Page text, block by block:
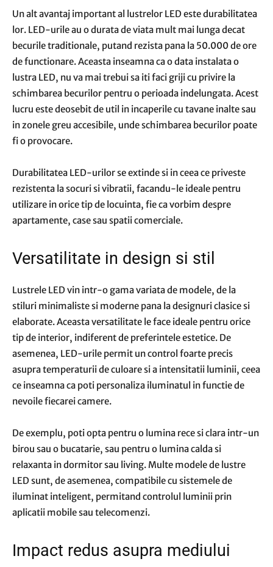
Un alt avantaj important al lustrelor LED este durabilitatea
lor. LED-urile au o durata de viata mult mai lunga decat
becurile traditionale, putand rezista pana la 50.000 de ore
de functionare. Aceasta inseamna ca o data instalata o
lustra LED, nu va mai trebui sa iti faci griji cu privire la
schimbarea becurilor pentru o perioada indelungata. Acest
lucru este deosebit de util in incaperile cu tavane inalte sau
in zonele greu accesibile, unde schimbarea becurilor poate
fi o provocare.
Durabilitatea LED-urilor se extinde si in ceea ce priveste
rezistenta la socuri si vibratii, facandu-le ideale pentru
utilizare in orice tip de locuinta, fie ca vorbim despre
apartamente, case sau spatii comerciale.
Versatilitate in design si stil
Lustrele LED vin intr-o gama variata de modele, de la
stiluri minimaliste si moderne pana la designuri clasice si
elaborate. Aceasta versatilitate le face ideale pentru orice
tip de interior, indiferent de preferintele estetice. De
asemenea, LED-urile permit un control foarte precis
asupra temperaturii de culoare si a intensitatii luminii, ceea
ce inseamna ca poti personaliza iluminatul in functie de
nevoile fiecarei camere.
De exemplu, poti opta pentru o lumina rece si clara intr-un
birou sau o bucatarie, sau pentru o lumina calda si
relaxanta in dormitor sau living. Multe modele de lustre
LED sunt, de asemenea, compatibile cu sistemele de
iluminat inteligent, permitand controlul luminii prin
aplicatii mobile sau telecomenzi.
Impact redus asupra mediului